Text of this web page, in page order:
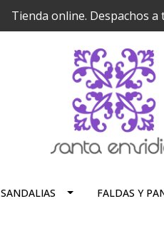
Tienda online. Despachos a
SANDALIAS FALDAS Y